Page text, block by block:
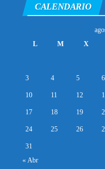
CALENDARIO
L
M X
3 4 5 6
10 11 12
17 18 19
24 25 26
31
« Abr